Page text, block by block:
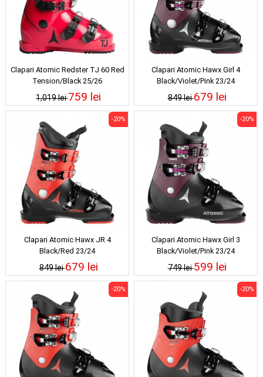
Clapari Atomic Redster TJ 60 Red
Tension/Black 25/26
1,019 lei759 lei
Clapari Atomic Hawx Girl 4
Black/Violet/Pink 23/24
849 lei679 lei
Clapari Atomic Hawx JR 4
Black/Red 23/24
849 lei
-20%
679 lei
Clapari Atomic Hawx Girl 3
Black/Violet/Pink 23/24
749 lei
-20%
599 lei
-20% -20%